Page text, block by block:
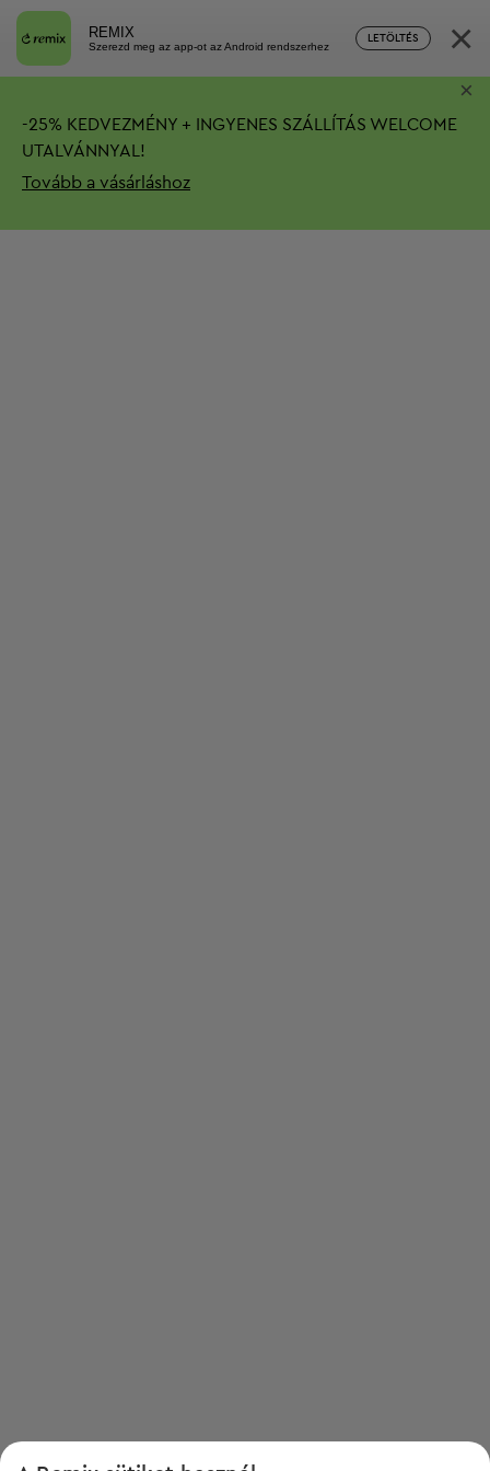
REMIX
Szerezd meg az app-ot az Android rendszerhez
LETÖLTÉS ×
-25% KEDVEZMÉNY + INGYENES SZÁLLÍTÁS WELCOME
UTALVÁNNYAL!
Tovább a vásárláshoz
×